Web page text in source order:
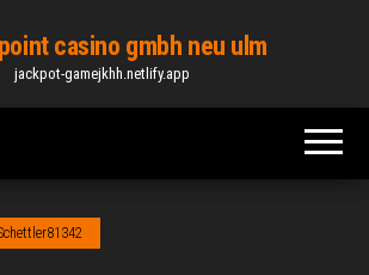
casino gmbh neu ulm
jackpot-gamejkhh.netlify.app